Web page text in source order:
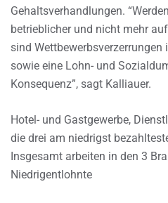
Gehaltsverhandlungen.
betrieblicher und nicht mehr
sind Wettbewerbsverzerrungen
sowie eine Lohn- und
Konsequenz”, sagt Kalliauer.
Hotel- und Gastgewerbe,
die drei am niedrigst
Insgesamt arbeiten in den 3
Niedrigentlohnte